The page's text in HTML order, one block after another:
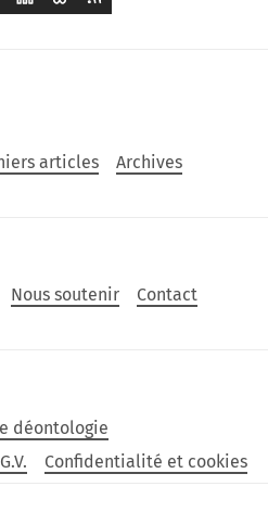
articles
Archives
Nous soutenir
Contact
déontologie
Confidentialité et cookies